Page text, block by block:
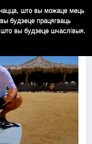
што вы можаце мець
будзеце працягваць
вы будзеце шчаслівыя.